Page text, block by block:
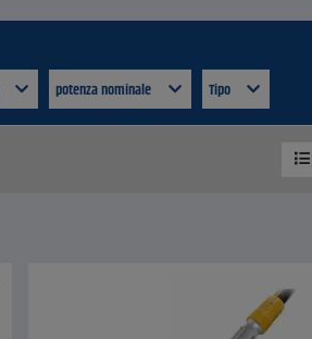
potenza nominale Tipo